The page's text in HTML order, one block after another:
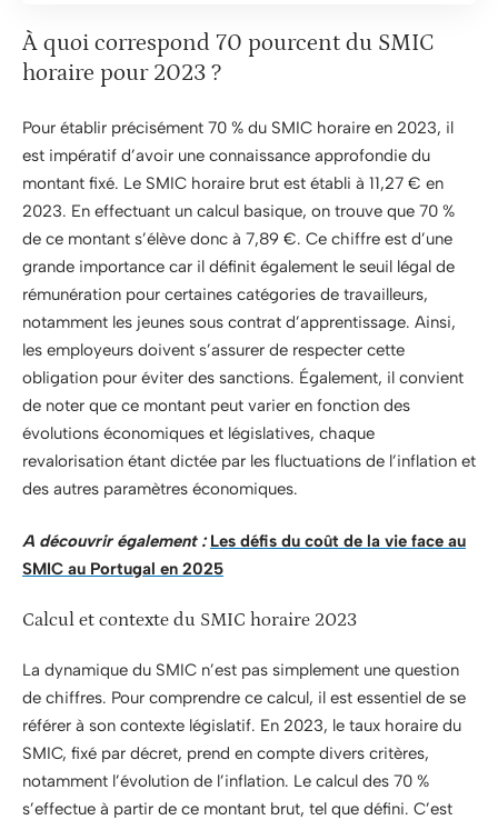
À quoi correspond 70 pourcent du SMIC
horaire pour 2023 ?
Pour établir précisément 70 % du SMIC horaire en 2023, il
est impératif d’avoir une connaissance approfondie du
montant fixé. Le SMIC horaire brut est établi à 11,27 € en
2023. En effectuant un calcul basique, on trouve que 70 %
de ce montant s’élève donc à 7,89 €. Ce chiffre est d’une
grande importance car il définit également le seuil légal de
rémunération pour certaines catégories de travailleurs,
notamment les jeunes sous contrat d’apprentissage. Ainsi,
les employeurs doivent s’assurer de respecter cette
obligation pour éviter des sanctions. Également, il convient
de noter que ce montant peut varier en fonction des
évolutions économiques et législatives, chaque
revalorisation étant dictée par les fluctuations de l’inflation et
des autres paramètres économiques.
A découvrir également : Les défis du coût de la vie face au
SMIC au Portugal en 2025
Calcul et contexte du SMIC horaire 2023
La dynamique du SMIC n’est pas simplement une question
de chiffres. Pour comprendre ce calcul, il est essentiel de se
référer à son contexte législatif. En 2023, le taux horaire du
SMIC, fixé par décret, prend en compte divers critères,
notamment l’évolution de l’inflation. Le calcul des 70 %
s’effectue à partir de ce montant brut, tel que défini. C’est